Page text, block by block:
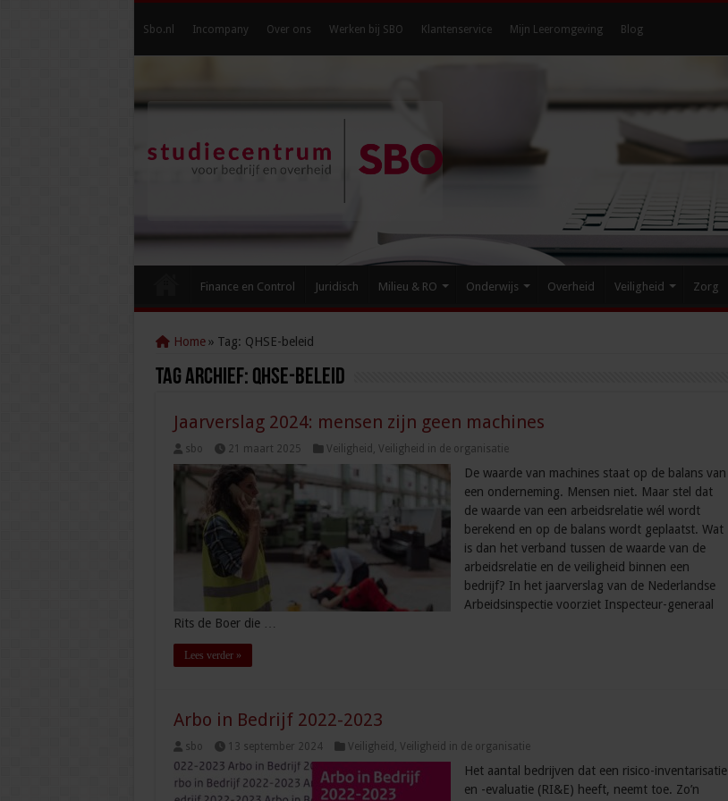
Sbo.nl Incompany Over ons Werken bij SBO Klantenservice Mijn Leeromgeving Blog
Finance en Control Juridisch Milieu & RO Onderwijs Overheid Veiligheid Zorg
Home » Tag: QHSE-beleid
Tag Archief: QHSE-beleid
Jaarverslag 2024: mensen zijn geen machines
sbo 21 maart 2025 Veiligheid , Veiligheid in de organisatie
De waarde van machines staat op de balans van
een onderneming. Mensen niet. Maar stel dat
de waarde van een arbeidsrelatie wél wordt
berekend en op de balans wordt geplaatst. Wat
is dan het verband tussen de waarde van de
arbeidsrelatie en de veiligheid binnen een
bedrijf? In het jaarverslag van de Nederlandse
Arbeidsinspectie voorziet Inspecteur-generaal
Rits de Boer die …
Lees verder »
Arbo in Bedrijf 2022-2023
sbo 13 september 2024 Veiligheid , Veiligheid in de organisatie
Het aantal bedrijven dat een risico-inventarisatie
en -evaluatie (RI&E) heeft, neemt toe. Zo’n